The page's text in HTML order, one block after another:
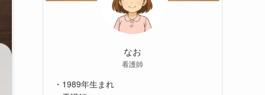
なお
看護師
・1989年生まれ